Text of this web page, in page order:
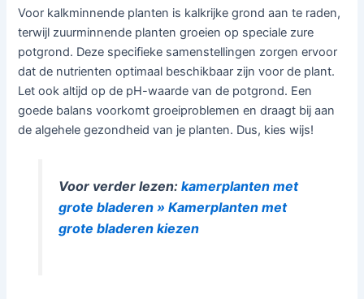
Voor kalkminnende planten is kalkrijke grond aan te raden,
terwijl zuurminnende planten groeien op speciale zure
potgrond. Deze specifieke samenstellingen zorgen ervoor
dat de nutrienten optimaal beschikbaar zijn voor de plant.
Let ook altijd op de pH-waarde van de potgrond. Een
goede balans voorkomt groeiproblemen en draagt bij aan
de algehele gezondheid van je planten. Dus, kies wijs!
Voor verder lezen: kamerplanten met
grote bladeren » Kamerplanten met
grote bladeren kiezen